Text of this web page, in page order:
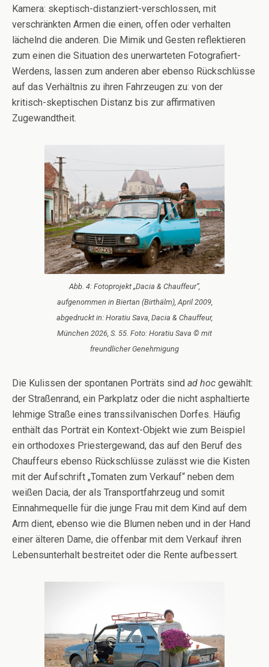
Kamera: skeptisch-distanziert-verschlossen, mit
verschränkten Armen die einen, offen oder verhalten
lächelnd die anderen. Die Mimik und Gesten reflektieren
zum einen die Situation des unerwarteten Fotografiert-
Werdens, lassen zum anderen aber ebenso Rückschlüsse
auf das Verhältnis zu ihren Fahrzeugen zu: von der
kritisch-skeptischen Distanz bis zur affirmativen
Zugewandtheit.
Abb. 4: Fotoprojekt „Dacia & Chauffeur“,
aufgenommen in Biertan (Birthälm), April 2009,
abgedruckt in: Horatiu Sava, Dacia & Chauffeur,
München 2026, S. 55. Foto: Horatiu Sava © mit
freundlicher Genehmigung
Die Kulissen der spontanen Porträts sind ad hoc gewählt:
der Straßenrand, ein Parkplatz oder die nicht asphaltierte
lehmige Straße eines transsilvanischen Dorfes. Häufig
enthält das Porträt ein Kontext-Objekt wie zum Beispiel
ein orthodoxes Priestergewand, das auf den Beruf des
Chauffeurs ebenso Rückschlüsse zulässt wie die Kisten
mit der Aufschrift „Tomaten zum Verkauf“ neben dem
weißen Dacia, der als Transportfahrzeug und somit
Einnahmequelle für die junge Frau mit dem Kind auf dem
Arm dient, ebenso wie die Blumen neben und in der Hand
einer älteren Dame, die offenbar mit dem Verkauf ihren
Lebensunterhalt bestreitet oder die Rente aufbessert.